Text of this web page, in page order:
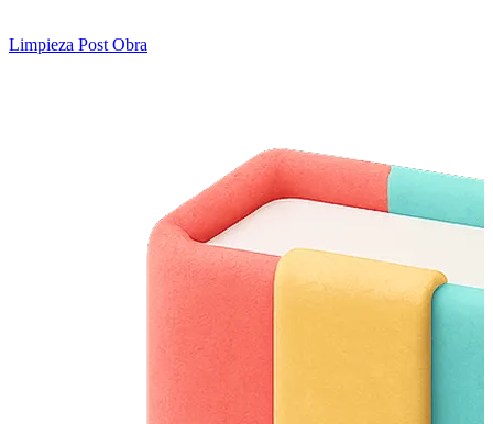
Limpieza Post Obra